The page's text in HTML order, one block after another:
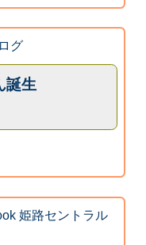
グ
誕生
姫路セントラル